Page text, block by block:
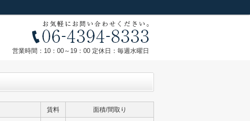
営業時間：10：00～19：00 定休日：毎週水曜日
賃料 面積/間取り